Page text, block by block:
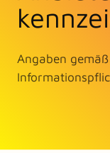
Angaben